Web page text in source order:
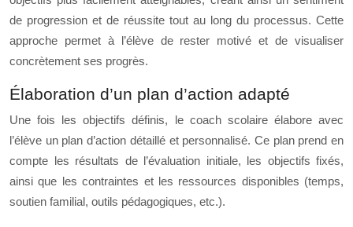
de progression et de réussite tout au long du processus. Cette
approche permet à l’élève de rester motivé et de visualiser
concrètement ses progrès.
Élaboration d’un plan d’action adapté
Une fois les objectifs définis, le coach scolaire élabore avec
l’élève un plan d’action détaillé et personnalisé. Ce plan prend en
compte les résultats de l’évaluation initiale, les objectifs fixés,
ainsi que les contraintes et les ressources disponibles (temps,
soutien familial, outils pédagogiques, etc.).